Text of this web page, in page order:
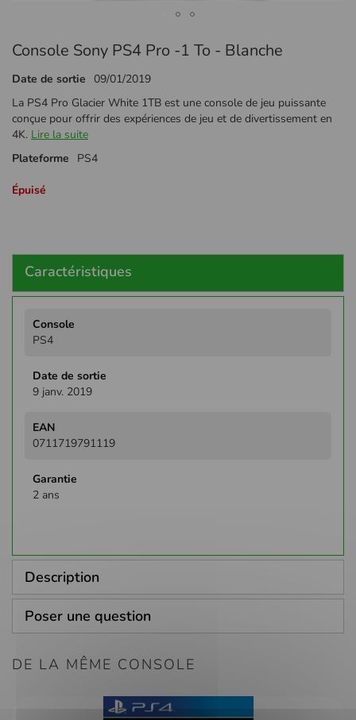
au
de
la
d’images
Console Sony PS4 Pro -1 To - Blanche
Date de sortie 09/01/2019
La PS4 Pro Glacier White 1TB est une console de jeu puissante
conçue pour offrir des expériences de jeu et de divertissement en
4K. Lire la suite
Plateforme
PS4
Épuisé
Caractéristiques
d'infos
PS4
9 janv. 2019
0711719791119
2 ans
Description
Poser une question
DE LA MÊME CONSOLE